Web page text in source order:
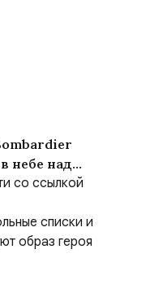
небе над
часов
со ссылкой